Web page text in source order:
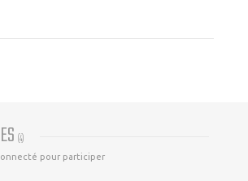
(4)
pour participer